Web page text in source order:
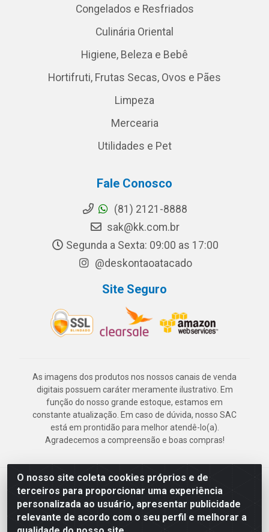
O nosso site coleta cookies próprios e de
terceiros para proporcionar uma experiência
personalizada ao usuário, apresentar publicidade
relevante de acordo com o seu perfil e melhorar a
Congelados e Resfriados
Culinária Oriental
Higiene, Beleza e Bebê
Hortifruti, Frutas Secas, Ovos e Pães
Limpeza
Mercearia
Utilidades e Pet
Fale Conosco
(81) 2121-8888
sak@kk.com.br
Segunda a Sexta: 09:00 as 17:00
@deskontaoatacado
Site Seguro
As imagens dos produtos nos nossos canais de venda
digitais possuem caráter meramente ilustrativo. Em
função do nosso grande estoque, estamos em
constante atualização. Em caso de dúvida, nosso SAC
está em prontidão para melhor atendê-lo(a).
Agradecemos a compreensão e boas compras!
Deskontão Atacado - Av. Marechal Mascarenhas de Morais, 2471 -
Imbiribeira - Recife/PE - CEP 51.150-001 - CNPJ 24.150.377/0003-
57